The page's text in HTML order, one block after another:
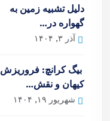
دلیل تشبیه زمین به
گهواره در…
آذر ۳, ۱۴۰۴
بیگ کرانچ: فروریزش
کیهان و نقش…
شهریور ۱۹, ۱۴۰۴